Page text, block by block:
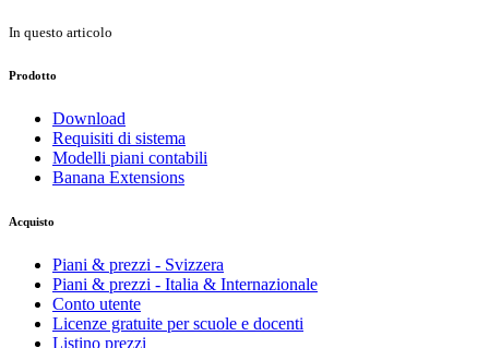
In questo articolo
Prodotto
Download
Requisiti di sistema
Modelli piani contabili
Banana Extensions
Acquisto
Piani & prezzi - Svizzera
Piani & prezzi - Italia & Internazionale
Conto utente
Licenze gratuite per scuole e docenti
Listino prezzi